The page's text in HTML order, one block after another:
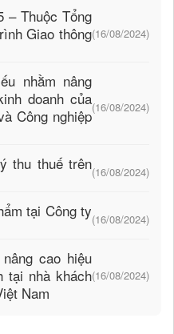
– Thuộc Tổng
Giao thông(16/08/2024)
nhằm nâng
doanh của
Công nghiệp(16/08/2024)
thu thuế trên(16/08/2024)
tại Công ty(16/08/2024)
cao hiệu
tại nhà khách
Nam
(16/08/2024)